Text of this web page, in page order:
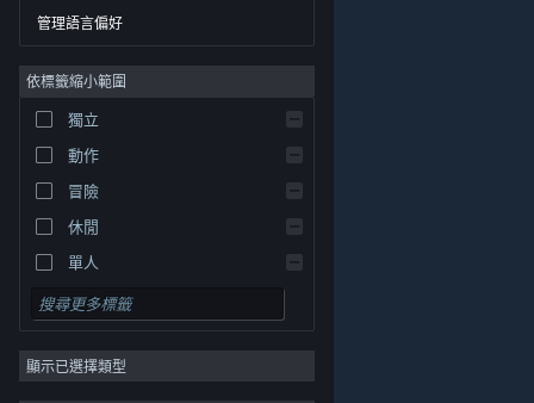
© Valve Corporation. 版權所有。所有商標皆為個別所有
權人在美國與其它國家（地區）之財產。隱私權政策|
法律聲明|輔助功能|Steam 訂戶協議|退款|
Cookie
德文
英文
西班牙文 - 西班牙
西班牙文 - 拉丁美洲
希臘文
管理語言偏好
依標籤縮小範圍
獨立
動作
冒險
休閒
單人
模擬
角色扮演
策略
顯示已選擇類型